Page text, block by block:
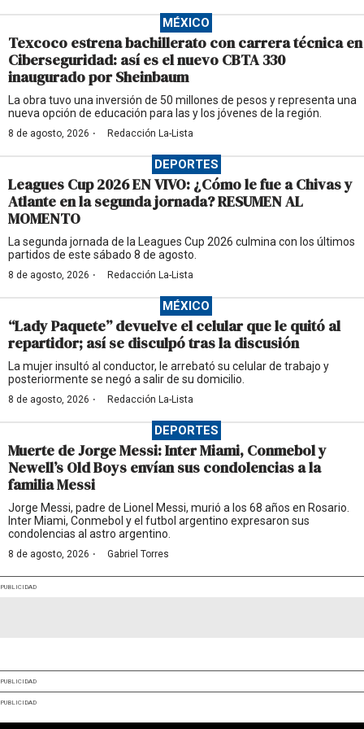
MÉXICO
Texcoco estrena bachillerato con carrera técnica en
Ciberseguridad: así es el nuevo CBTA 330
inaugurado por Sheinbaum
La obra tuvo una inversión de 50 millones de pesos y representa una
nueva opción de educación para las y los jóvenes de la región.
8 de agosto, 2026 · Redacción La-Lista
DEPORTES
Leagues Cup 2026 EN VIVO: ¿Cómo le fue a Chivas y
Atlante en la segunda jornada? RESUMEN AL
MOMENTO
La segunda jornada de la Leagues Cup 2026 culmina con los últimos
partidos de este sábado 8 de agosto.
8 de agosto, 2026 · Redacción La-Lista
MÉXICO
“Lady Paquete” devuelve el celular que le quitó al
repartidor; así se disculpó tras la discusión
La mujer insultó al conductor, le arrebató su celular de trabajo y
posteriormente se negó a salir de su domicilio.
8 de agosto, 2026 · Redacción La-Lista
DEPORTES
Muerte de Jorge Messi: Inter Miami, Conmebol y
Newell’s Old Boys envían sus condolencias a la
familia Messi
Jorge Messi, padre de Lionel Messi, murió a los 68 años en Rosario.
Inter Miami, Conmebol y el futbol argentino expresaron sus
condolencias al astro argentino.
8 de agosto, 2026 · Gabriel Torres
PUBLICIDAD
PUBLICIDAD
PUBLICIDAD